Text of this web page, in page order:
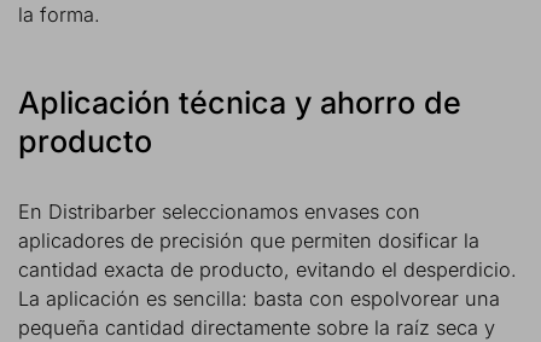
la forma.
Aplicación técnica y ahorro de
producto
En Distribarber seleccionamos envases con
aplicadores de precisión que permiten dosificar la
cantidad exacta de producto, evitando el desperdicio.
La aplicación es sencilla: basta con espolvorear una
pequeña cantidad directamente sobre la raíz seca y